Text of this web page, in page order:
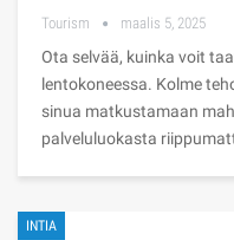
Tourism maalis 5, 2025
Ota selvää, kuinka voit
lentokoneessa. Kolme
sinua matkustamaan
palveluluokasta
INTIA